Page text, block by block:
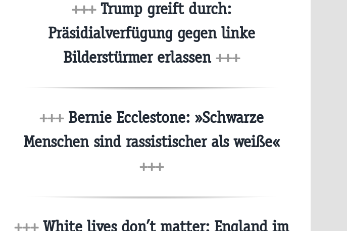
+++Trump greift durch:
Präsidialverfügung gegen linke
Bilderstürmer erlassen +++
+++Bernie Ecclestone: »Schwarze
Menschen sind rassistischer als weiße«
+++
+++White lives don’t matter: England im